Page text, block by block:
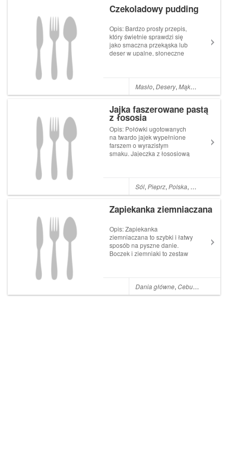
łyżek majonezu 200 ...
Czekoladowy pudding
Opis: Bardzo prosty przepis,
który świetnie sprawdzi się
jako smaczna przekąska lub
deser w upalne, słoneczne
zachwyci każdego. Pudding
możemy podawać w
Masło,Desery,Mąka ,
Jajka faszerowane pastą
z łososia
Opis: Połówki ugotowanych
na twardo jajek wypełnione
farszem o wyrazistym
smaku. Jajeczka z łososiową
przekąskę na wielu
imprezach. Składniki: 5 jajek
ły...
Sól,Pieprz,Polska, Masło
Zapiekanka ziemniaczana
Opis: Zapiekanka
ziemniaczana to szybki i łatwy
sposób na pyszne danie.
Boczek i ziemniaki to zestaw
wędzonego boczku 1 cebula
4 ząbki czosnku 300 ml
Dania główne,Cebula ,